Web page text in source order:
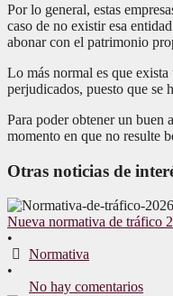
Por lo general, estas
caso de no existir esa
abonar con el patrimonio
Lo más normal es que
perjudicados, puesto que se
Para poder obtener un buen
momento en que no resulte
Otras noticias de
Nueva normativa de tráfico
•
Normativa
•
No hay comentarios